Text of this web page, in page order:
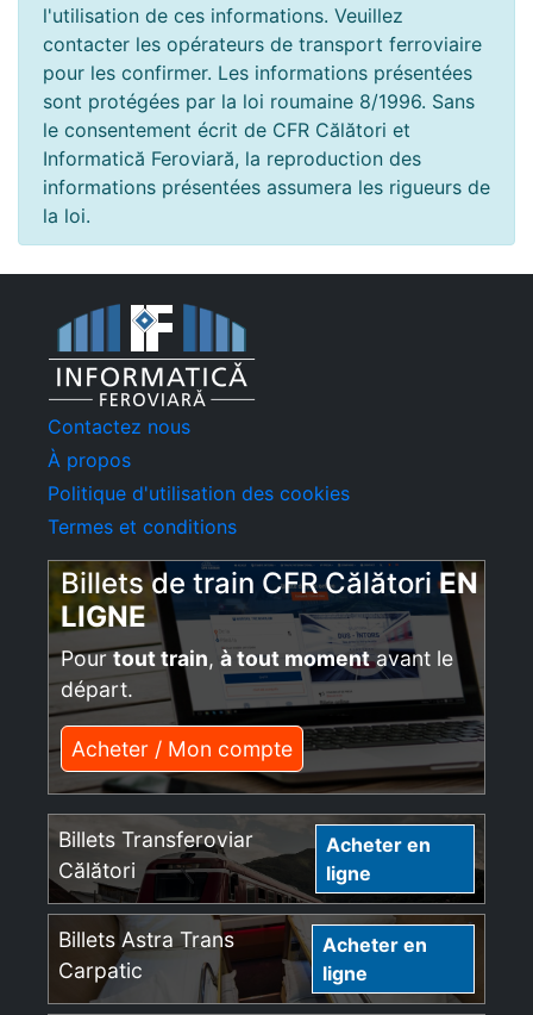
l'utilisation de ces informations. Veuillez
contacter les opérateurs de transport ferroviaire
pour les confirmer. Les informations présentées
sont protégées par la loi roumaine 8/1996. Sans
le consentement écrit de CFR Călători et
Informatică Feroviară, la reproduction des
informations présentées assumera les rigueurs de
la loi.
Contactez nous
À propos
Politique d'utilisation des cookies
Termes et conditions
Billets de train CFR CălătoriEN
LIGNE
Pourtout train, à tout momentavant le
départ.
Acheter / Mon compte
Billets Transferoviar
Călători
Acheter en
ligne
Billets Astra Trans
Carpatic
Acheter en
ligne